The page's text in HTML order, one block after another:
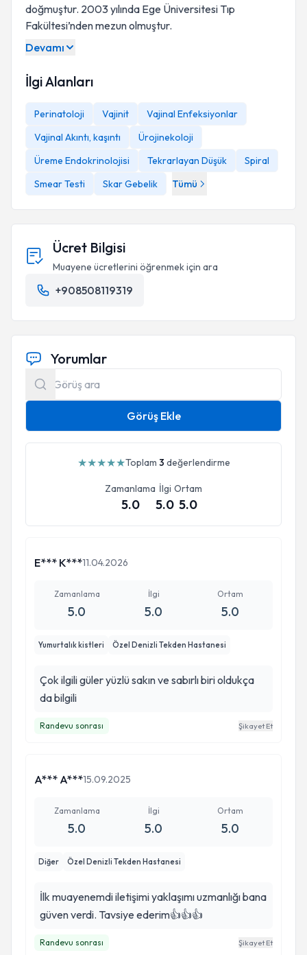
doğmuştur. 2003 yılında Ege Üniversitesi Tıp
Fakültesi’nden mezun olmuştur.
Devamı
İlgi Alanları
Perinatoloji Vajinit
Vajinal Enfeksiyonlar
Vajinal Akıntı, kaşıntı
Ürojinekoloji
Üreme Endokrinolojisi
Tekrarlayan Düşük
Spiral
Smear Testi
Skar Gebelik Tümü
Ücret Bilgisi
Muayene ücretlerini öğrenmek için ara
+908508119319
Yorumlar
Görüş Ekle
★★★★★Toplam 3 değerlendirme
Zamanlama
5.0
İlgi
5.0
Ortam
5.0
E*** K***11.04.2026
Zamanlama
5.0
İlgi
5.0
Ortam
5.0
Yumurtalık kistleri Özel Denizli Tekden Hastanesi
Çok ilgili güler yüzlü sakın ve sabırlı biri oldukça
da bilgili
Randevu sonrası Şikayet Et
A*** A***15.09.2025
Zamanlama
5.0
İlgi
5.0
Ortam
5.0
Diğer Özel Denizli Tekden Hastanesi
İlk muayenemdi iletişimi yaklaşımı uzmanlığı bana
güven verdi. Tavsiye ederim👍👍👍
Randevu sonrası Şikayet Et